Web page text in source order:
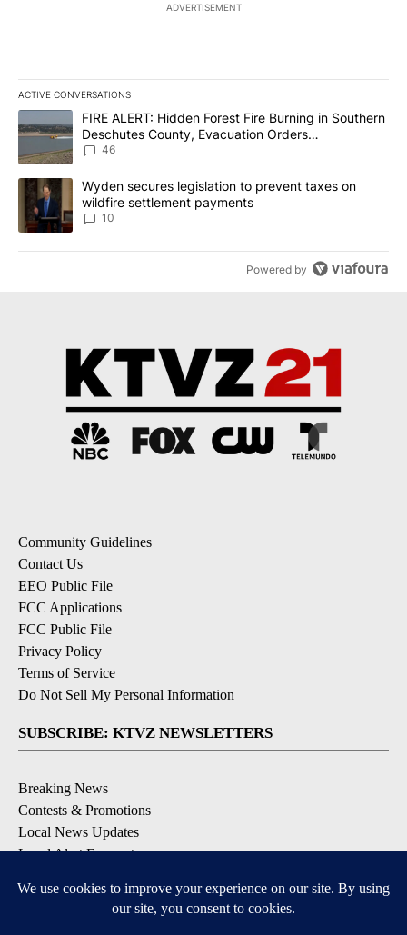
ADVERTISEMENT
ACTIVE CONVERSATIONS
The following is a list of the most commented articles in the last
A trending article titled "FIRE ALERT: Hidden Forest Fire
FIRE ALERT: Hidden Forest Fire Burning in Southern
Deschutes County, Evacuation Orders
Implemented
46
A trending article titled "Wyden secures legislation to prevent
Wyden secures legislation to prevent taxes on
wildfire settlement payments
10
Powered by
Community Guidelines
Contact Us
EEO Public File
FCC Applications
FCC Public File
Privacy Policy
Terms of Service
Do Not Sell My Personal Information
SUBSCRIBE: KTVZ NEWSLETTERS
Breaking News
Contests & Promotions
Local News Updates
Local Alert Forecast
DOWNLOAD: KTVZ APPS